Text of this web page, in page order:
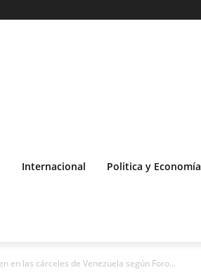
Internacional Politica y Economía
en las cárceles de Venezuela según Foro...